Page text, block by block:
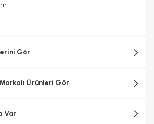
teknolojisi sayesinde toz çıkartmaz
Gör
Ürünleri Gör
Var